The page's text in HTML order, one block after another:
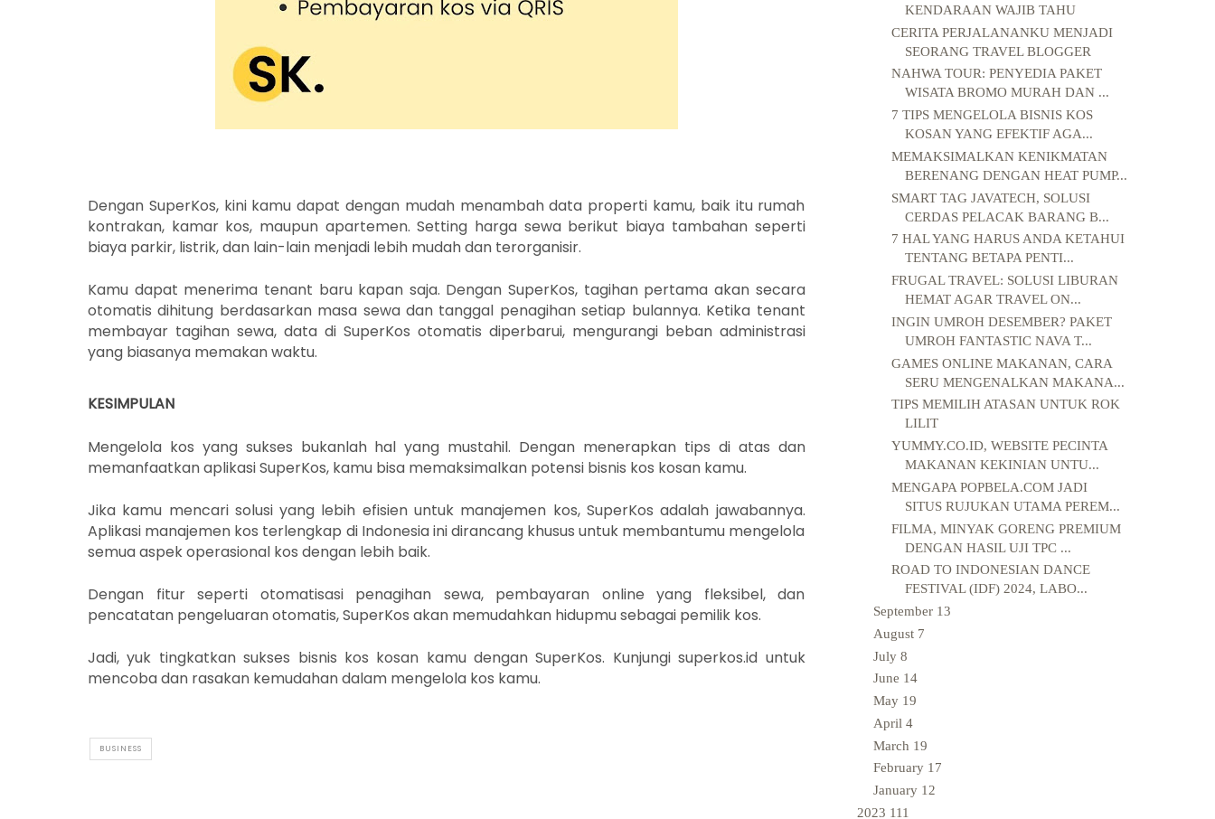
Dengan SuperKos, kini kamu dapat dengan mudah menambah data properti kamu, baik itu rumah
kontrakan, kamar kos, maupun apartemen. Setting harga sewa berikut biaya tambahan seperti
biaya parkir, listrik, dan lain-lain menjadi lebih mudah dan terorganisir.
Kamu dapat menerima tenant baru kapan saja. Dengan SuperKos, tagihan pertama akan secara
otomatis dihitung berdasarkan masa sewa dan tanggal penagihan setiap bulannya. Ketika tenant
membayar tagihan sewa, data di SuperKos otomatis diperbarui, mengurangi beban administrasi
yang biasanya memakan waktu.
KESIMPULAN
Mengelola kos yang sukses bukanlah hal yang mustahil. Dengan menerapkan tips di atas dan
memanfaatkan aplikasi SuperKos, kamu bisa memaksimalkan potensi bisnis kos kosan kamu.
Jika kamu mencari solusi yang lebih efisien untuk manajemen kos, SuperKos adalah jawabannya.
Aplikasi manajemen kos terlengkap di Indonesia ini dirancang khusus untuk membantumu mengelola
semua aspek operasional kos dengan lebih baik.
Dengan fitur seperti otomatisasi penagihan sewa, pembayaran online yang fleksibel, dan
pencatatan pengeluaran otomatis, SuperKos akan memudahkan hidupmu sebagai pemilik kos.
Jadi, yuk tingkatkan sukses bisnis kos kosan kamu dengan SuperKos. Kunjungi superkos.id untuk
mencoba dan rasakan kemudahan dalam mengelola kos kamu.
BUSINESS
KENDARAAN WAJIB TAHU
CERITA PERJALANANKU MENJADI
SEORANG TRAVEL BLOGGER
NAHWA TOUR: PENYEDIA PAKET
WISATA BROMO MURAH DAN ...
7 TIPS MENGELOLA BISNIS KOS
KOSAN YANG EFEKTIF AGA...
MEMAKSIMALKAN KENIKMATAN
BERENANG DENGAN HEAT PUMP...
SMART TAG JAVATECH, SOLUSI
CERDAS PELACAK BARANG B...
7 HAL YANG HARUS ANDA KETAHUI
TENTANG BETAPA PENTI...
FRUGAL TRAVEL: SOLUSI LIBURAN
HEMAT AGAR TRAVEL ON...
INGIN UMROH DESEMBER? PAKET
UMROH FANTASTIC NAVA T...
GAMES ONLINE MAKANAN, CARA
SERU MENGENALKAN MAKANA...
TIPS MEMILIH ATASAN UNTUK ROK
LILIT
YUMMY.CO.ID, WEBSITE PECINTA
MAKANAN KEKINIAN UNTU...
MENGAPA POPBELA.COM JADI
SITUS RUJUKAN UTAMA PEREM...
FILMA, MINYAK GORENG PREMIUM
DENGAN HASIL UJI TPC ...
ROAD TO INDONESIAN DANCE
FESTIVAL (IDF) 2024, LABO...
September 13
August 7
July 8
June 14
May 19
April 4
March 19
February 17
January 12
2023 111